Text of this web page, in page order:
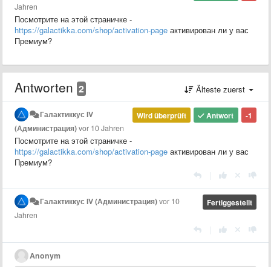
Jahren
Посмотрите на этой страничке -
https://galactikka.com/shop/activation-page активирован ли у вас
Премиум?
Antworten 2 Älteste zuerst
-1
Antwort
Wird überprüft
Галактиккус IV
(Администрация)vor 10 Jahren
Посмотрите на этой страничке -
https://galactikka.com/shop/activation-page активирован ли у вас
Премиум?
Fertiggestellt
Галактиккус IV (Администрация)vor 10
Jahren
Anonym